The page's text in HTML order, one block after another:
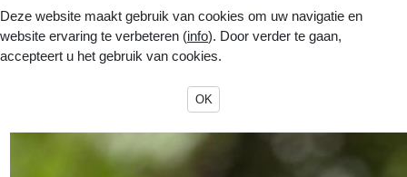
Deze website maakt gebruik van cookies om uw navigatie en
website ervaring te verbeteren (info). Door verder te gaan,
accepteert u het gebruik van cookies.
OK